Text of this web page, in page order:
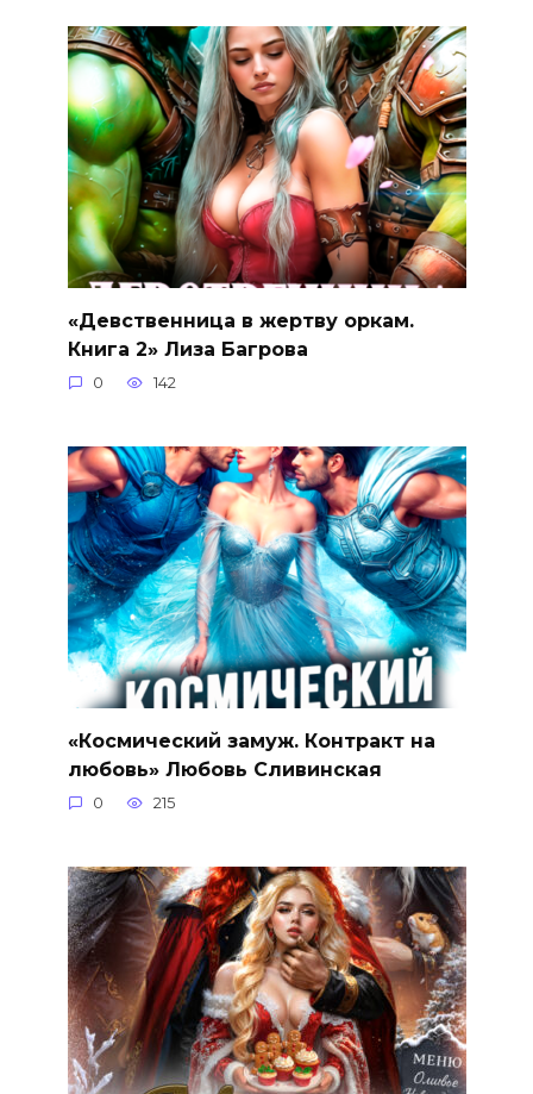
«Девственница в жертву оркам.
Книга 2» Лиза Багрова
0 142
«Космический замуж. Контракт на
любовь» Любовь Сливинская
0 215